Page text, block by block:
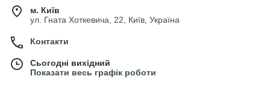
м. Київ
ул. Гната Хоткевича, 22, Київ, Україна
Контакти
Сьогодні вихідний
Показати весь графік роботи